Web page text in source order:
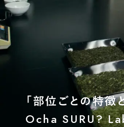
「部位ごとの特徴
Ocha SURU?